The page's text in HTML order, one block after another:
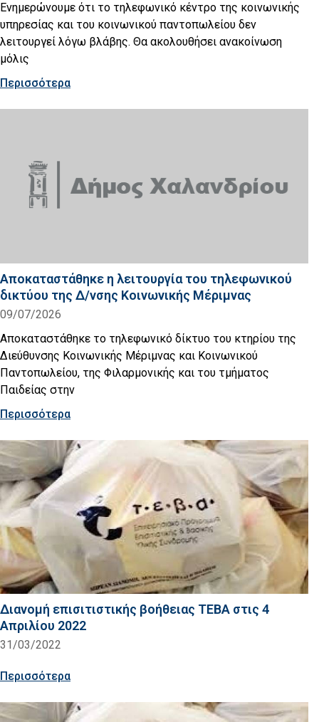
Ενημερώνουμε ότι το τηλεφωνικό κέντρο της κοινωνικής
υπηρεσίας και του κοινωνικού παντοπωλείου δεν
λειτουργεί λόγω βλάβης. Θα ακολουθήσει ανακοίνωση
μόλις
Περισσότερα
Αποκαταστάθηκε η λειτουργία του τηλεφωνικού
δικτύου της Δ/νσης Κοινωνικής Μέριμνας
09/07/2026
Αποκαταστάθηκε το τηλεφωνικό δίκτυο του κτηρίου της
Διεύθυνσης Κοινωνικής Μέριμνας και Κοινωνικού
Παντοπωλείου, της Φιλαρμονικής και του τμήματος
Παιδείας στην
Περισσότερα
Διανομή επισιτιστικής βοήθειας TEBA στις 4
Απριλίου 2022
31/03/2022
Περισσότερα